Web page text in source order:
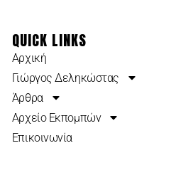
QUICK LINKS
Αρχική
Γιώργος Δεληκώστας
Άρθρα
Αρχείο Εκπομπών
Επικοινωνία